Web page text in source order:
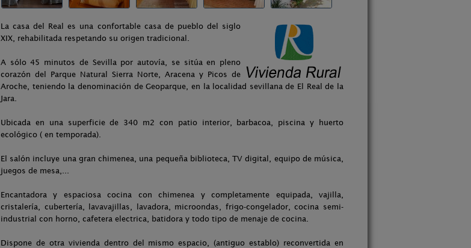
La casa del Real es una confortable casa de pueblo del siglo
XIX, rehabilitada respetando su origen tradicional.
A sólo 45 minutos de Sevilla por autovía, se sitúa en pleno
corazón del Parque Natural Sierra Norte, Aracena y Picos de
Aroche, teniendo la denominación de Geoparque, en la localidad sevillana de El Real de la
Jara.
Ubicada en una superficie de 340 m2 con patio interior, barbacoa, piscina y huerto
ecológico ( en temporada).
El salón incluye una gran chimenea, una pequeña biblioteca, TV digital, equipo de música,
juegos de mesa,...
Encantadora y espaciosa cocina con chimenea y completamente equipada, vajilla,
cristalería, cubertería, lavavajillas, lavadora, microondas, frigo-congelador, cocina semi-
industrial con horno, cafetera electrica, batidora y todo tipo de menaje de cocina.
Dispone de otra vivienda dentro del mismo espacio, (antiguo establo) reconvertida en